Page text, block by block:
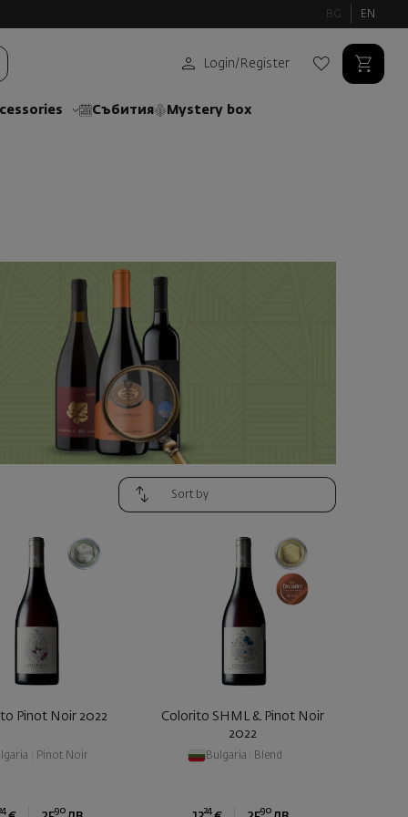
BG EN
Login/ Register
Събития Mystery box
Pinot Noir 2022
Pinot Noir
90
Colorito SHML & Pinot Noir
2022
Bulgaria Blend
24 90